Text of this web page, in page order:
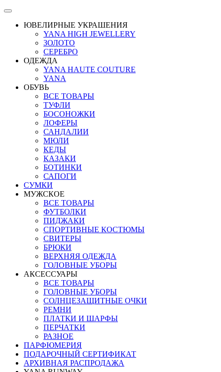
ЮВЕЛИРНЫЕ УКРАШЕНИЯ
YANA HIGH JEWELLERY
ЗОЛОТО
СЕРЕБРО
ОДЕЖДА
YANA HAUTE COUTURE
YANA
ОБУВЬ
ВСЕ ТОВАРЫ
ТУФЛИ
БОСОНОЖКИ
ЛОФЕРЫ
САНДАЛИИ
МЮЛИ
КЕДЫ
КАЗАКИ
БОТИНКИ
САПОГИ
СУМКИ
МУЖСКОЕ
ВСЕ ТОВАРЫ
ФУТБОЛКИ
ПИДЖАКИ
СПОРТИВНЫЕ КОСТЮМЫ
СВИТЕРЫ
БРЮКИ
ВЕРХНЯЯ ОДЕЖДА
ГОЛОВНЫЕ УБОРЫ
АКСЕССУАРЫ
ВСЕ ТОВАРЫ
ГОЛОВНЫЕ УБОРЫ
СОЛНЦЕЗАЩИТНЫЕ ОЧКИ
РЕМНИ
ПЛАТКИ И ШАРФЫ
ПЕРЧАТКИ
РАЗНОЕ
ПАРФЮМЕРИЯ
ПОДАРОЧНЫЙ СЕРТИФИКАТ
АРХИВНАЯ РАСПРОДАЖА